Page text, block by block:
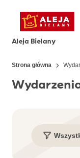
Aleja Bielany
Strona główna